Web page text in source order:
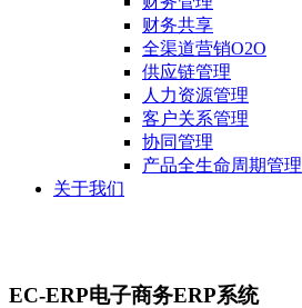
财务共享
全渠道营销O2O
供应链管理
人力资源管理
客户关系管理
协同管理
产品全生命周期管理
关于我们
EC-ERP电子商务ERP系统